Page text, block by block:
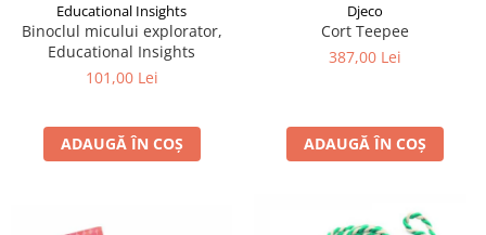
Educational Insights
Binoclul micului explorator,
Educational Insights
101,00 Lei
ADAUGĂ ÎN COȘ
Djeco
Cort Teepee
387,00 Lei
ADAUGĂ ÎN COȘ